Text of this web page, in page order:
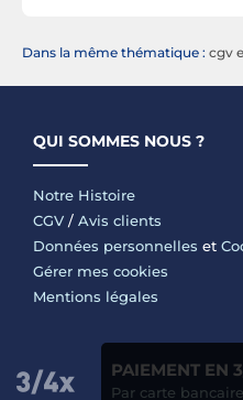
Dans la même thématique : cgv
QUI SOMMES NOUS ?
Notre Histoire
CGV / Avis clients
Données personnelles et
Gérer mes cookies
Mentions légales
PAIEMENT EN
Par carte